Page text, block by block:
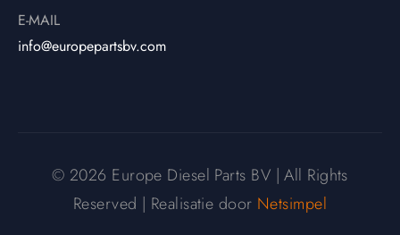
E-MAIL
info@europepartsbv.com
© 2026 Europe Diesel Parts BV | All Rights
Reserved | Realisatie door Netsimpel